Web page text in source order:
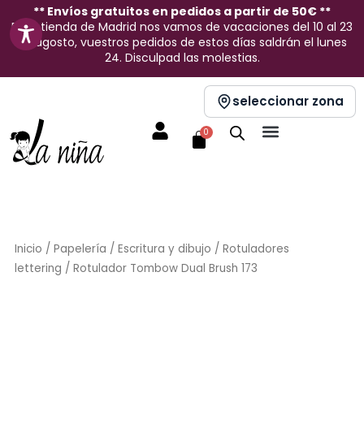
contenido
** Envíos gratuitos en pedidos a partir de 50€ **
En la tienda de Madrid nos vamos de vacaciones del 10 al 23
de agosto, vuestros pedidos de estos días saldrán el lunes
24. Disculpad las molestias.
seleccionar zona
0
Carrito
Inicio / Papelería / Escritura y dibujo / Rotuladores
lettering / Rotulador Tombow Dual Brush 173